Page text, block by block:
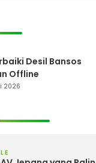
Desil Bansos
Offline
2026